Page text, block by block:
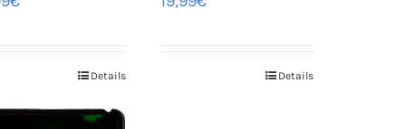
Details Details